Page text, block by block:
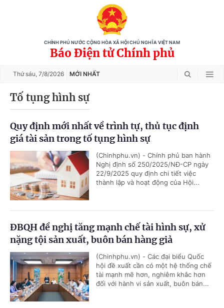
CHÍNH PHỦ NƯỚC CỘNG HÒA XÃ HỘI CHỦ NGHĨA VIỆT NAM
Báo Điện tử Chính phủ
Thứ sáu, 7/8/2026 MỚI NHẤT
Tố tụng hình sự
Quy định mới nhất về trình tự, thủ tục định
giá tài sản trong tố tụng hình sự
(Chinhphu.vn) - Chính phủ ban hành
Nghị định số 250/2025/NĐ-CP ngày
22/9/2025 quy định chi tiết việc
thành lập và hoạt động của Hội...
ĐBQH đề nghị tăng mạnh chế tài hình sự, xử
nặng tội sản xuất, buôn bán hàng giả
(Chinhphu.vn) - Các đại biểu Quốc
hội đề xuất cần có một hệ thống chế
tài mạnh mẽ hơn, nghiêm khắc hơn
đối với hành vi sản xuất, buôn bán...